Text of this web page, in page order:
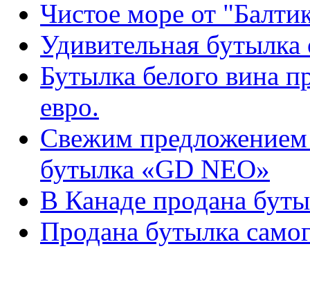
Чистое море от
Удивительная
Бутылка белого вина
евро.
Свежим предложением
бутылка «GD NEO»
В Канаде продана
Продана бутылка